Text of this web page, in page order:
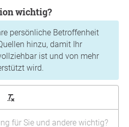
wichtig?
persönliche Betroffenheit
hinzu, damit Ihr
ist und von mehr
wird.